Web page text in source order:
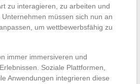
zu interagieren, zu arbeiten und
müssen sich nun an
um wettbewerbsfähig zu
immer immersiveren und
Soziale Plattformen,
Anwendungen integrieren diese